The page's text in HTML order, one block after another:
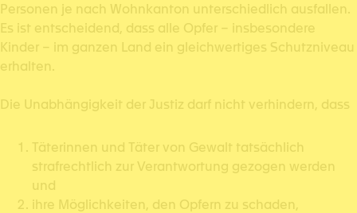
Personen je nach Wohnkanton unterschiedlich ausfallen.
Es ist entscheidend, dass alle Opfer – insbesondere
Kinder – im ganzen Land ein gleichwertiges Schutzniveau
erhalten.
Die Unabhängigkeit der Justiz darf nicht verhindern, dass
Täterinnen und Täter von Gewalt tatsächlich
strafrechtlich zur Verantwortung gezogen werden
und
ihre Möglichkeiten, den Opfern zu schaden,